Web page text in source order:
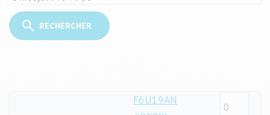
F6U19AN